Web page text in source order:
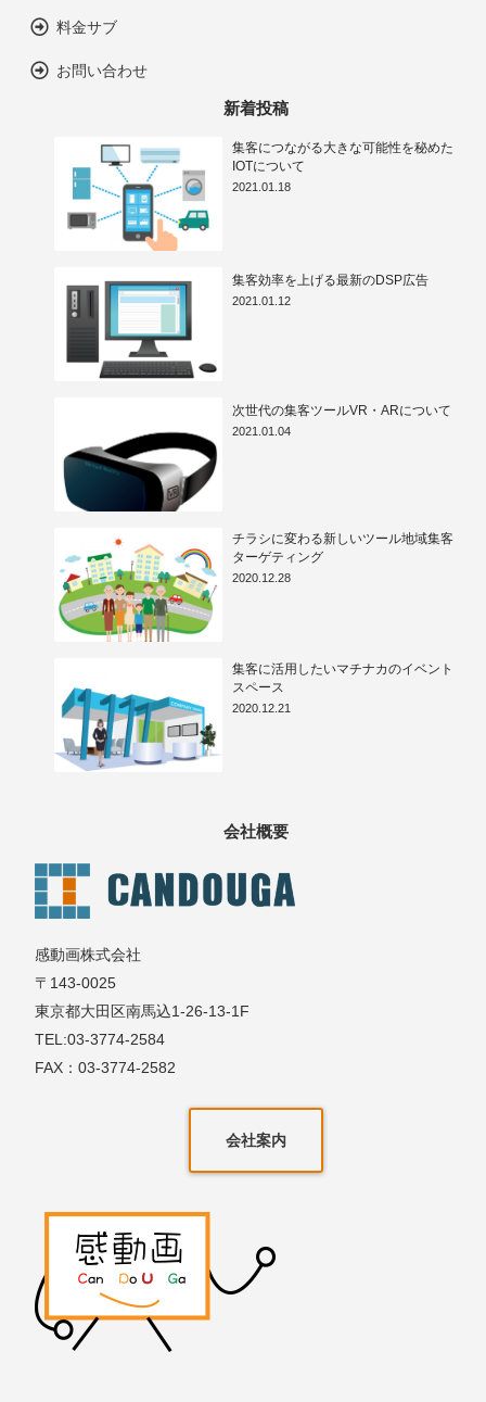
料金サブ
お問い合わせ
新着投稿
集客につながる大きな可能性を秘めた
IOTについて
2021.01.18
集客効率を上げる最新のDSP広告
2021.01.12
次世代の集客ツールVR・ARについて
2021.01.04
チラシに変わる新しいツール地域集客
ターゲティング
2020.12.28
集客に活用したいマチナカのイベント
スペース
2020.12.21
会社概要
感動画株式会社
〒143-0025
東京都大田区南馬込1-26-13-1F
TEL:03-3774-2584
FAX：03-3774-2582
会社案内